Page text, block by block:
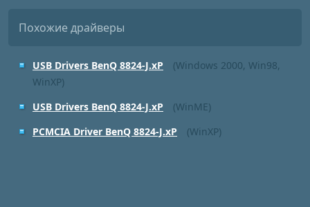
Похожие драйверы
USB Drivers BenQ 8824-J.xP
(Windows 2000, Win98,
WinXP)
USB Drivers BenQ 8824-J.xP
(WinME)
PCMCIA Driver BenQ 8824-J.xP
(WinXP)